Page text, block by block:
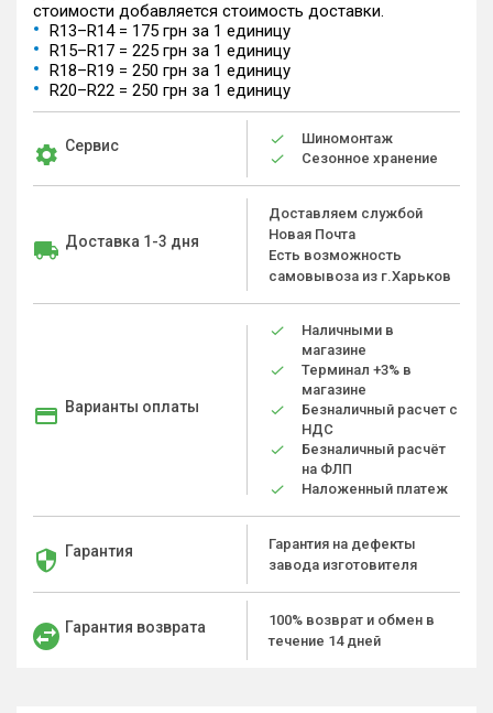
стоимости добавляется стоимость доставки.
R13–R14 = 175 грн за 1 единицу
R15–R17 = 225 грн за 1 единицу
R18–R19 = 250 грн за 1 единицу
R20–R22 = 250 грн за 1 единицу
Сервис
Шиномонтаж
Сезонное хранение
Доставка 1-3 дня
Доставляем службой
Новая Почта
Есть возможность
самовывоза из г.Харьков
Варианты оплаты
Наличными в
магазине
Терминал +3% в
магазине
Безналичный расчет с
НДС
Безналичный расчёт
на ФЛП
Наложенный платеж
Гарантия
Гарантия на дефекты
завода изготовителя
Гарантия возврата
100% возврат и обмен в
течение 14 дней